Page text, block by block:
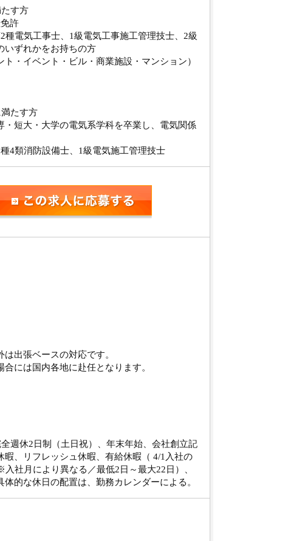
す方
許
種電気工事士、1級電気工事施工管理技士、2級
いずれかをお持ちの方
ト・イベント・ビル・商業施設・マンション）
たす方
・短大・大学の電気系学科を卒業し、電気関係
4類消防設備士、1級電気施工管理技士
出張ベースの対応です。
には国内各地に赴任となります。
週休2日制（土日祝）、年末年始、会社創立記
、リフレッシュ休暇、有給休暇（ 4/1入社の
社月により異なる／最低2日～最大22日）、
的な休日の配置は、勤務カレンダーによる。